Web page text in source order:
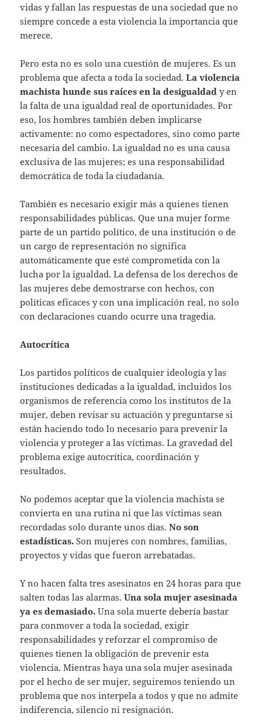
vidas y fallan las respuestas de una sociedad que no
siempre concede a esta violencia la importancia que
merece.
Pero esta no es solo una cuestión de mujeres. Es un
problema que afecta a toda la sociedad.La violencia
machista hunde sus raíces en la desigualdad y en
la falta de una igualdad real de oportunidades. Por
eso, los hombres también deben implicarse
activamente: no como espectadores, sino como parte
necesaria del cambio. La igualdad no es una causa
exclusiva de las mujeres; es una responsabilidad
democrática de toda la ciudadanía.
También es necesario exigir más a quienes tienen
responsabilidades públicas. Que una mujer forme
parte de un partido político, de una institución o de
un cargo de representación no significa
automáticamente que esté comprometida con la
lucha por la igualdad. La defensa de los derechos de
las mujeres debe demostrarse con hechos, con
políticas eficaces y con una implicación real, no solo
con declaraciones cuando ocurre una tragedia.
Autocrítica
Los partidos políticos de cualquier ideología y las
instituciones dedicadas a la igualdad, incluidos los
organismos de referencia como los institutos de la
mujer, deben revisar su actuación y preguntarse si
están haciendo todo lo necesario para prevenir la
violencia y proteger a las víctimas. La gravedad del
problema exige autocrítica, coordinación y
resultados.
No podemos aceptar que la violencia machista se
convierta en una rutina ni que las víctimas sean
recordadas solo durante unos días.No son
estadísticas. Son mujeres con nombres, familias,
proyectos y vidas que fueron arrebatadas.
Y no hacen falta tres asesinatos en 24 horas para que
salten todas las alarmas.Una sola mujer asesinada
ya es demasiado. Una sola muerte debería bastar
para conmover a toda la sociedad, exigir
responsabilidades y reforzar el compromiso de
quienes tienen la obligación de prevenir esta
violencia. Mientras haya una sola mujer asesinada
por el hecho de ser mujer, seguiremos teniendo un
problema que nos interpela a todos y que no admite
indiferencia, silencio ni resignación.